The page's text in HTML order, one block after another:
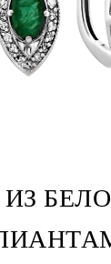
ИЗ